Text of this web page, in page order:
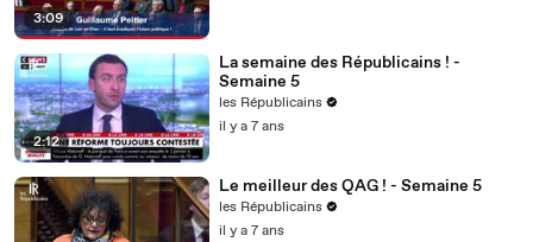
3:09
2:12
La semaine des Républicains ! -
Semaine 5
les Républicains
il y a 7 ans
Le meilleur des QAG ! - Semaine 5
les Républicains
il y a 7 ans